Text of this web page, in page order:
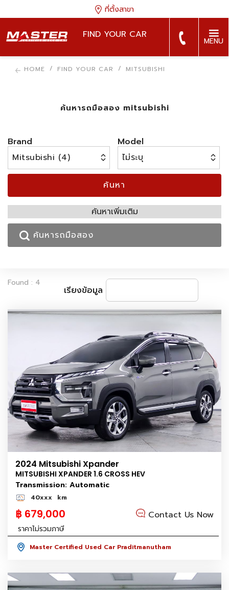
ที่ตั้งสาขา
FIND YOUR CAR
MENU
HOME FIND YOUR CAR MITSUBISHI
ค้นหารถมือสอง mitsubishi
Brand Model
ค้นหา
ค้นหาเพิ่มเติม
Found : 4
เรียงข้อมูล
2024 Mitsubishi Xpander
MITSUBISHI XPANDER 1.6 CROSS HEV
Transmission: Automatic
40xxx km
฿ 679,000 Contact Us Now
ราคาไม่รวมภาษี
Master Certified Used Car Praditmanutham